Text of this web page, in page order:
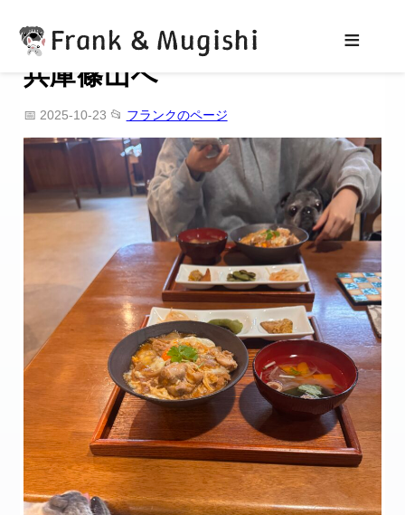
Frank & Mugishi ≡
兵庫篠山へ
📅 2025-10-23 📂 フランクのページ